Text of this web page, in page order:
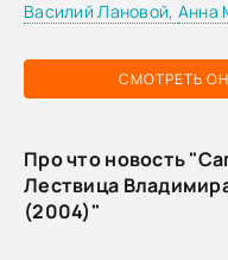
СМОТРЕТЬ
Василий Лановой, Анна
Про что новость
Лествица
(2004)"